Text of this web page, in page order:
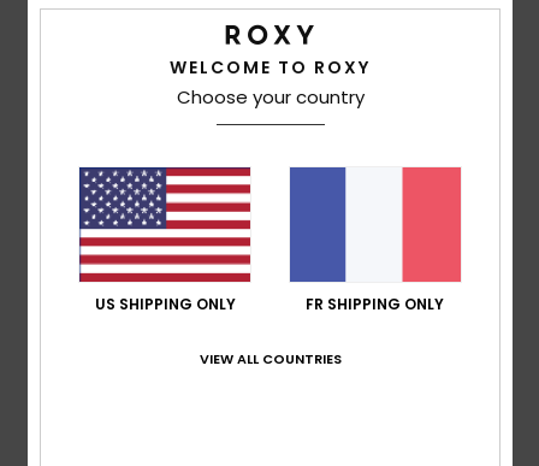
3 avis vérifiés
100% de nos clients recommandent ce produit
Rapport qualité / prix
Taille
Trop petit Trop grand
WELCOME TO ROXY
Choose your country
US SHIPPING ONLY FR SHIPPING ONLY
VIEW ALL COUNTRIES